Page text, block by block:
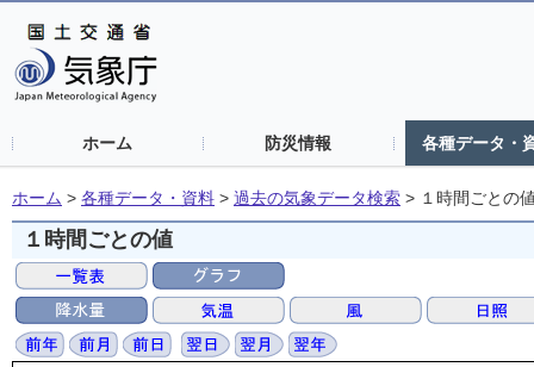
ホーム 防災情報 各種データ・
ホーム > 各種データ・資料 > 過去の気象データ検索 > １時間ごとの
１時間ごとの値